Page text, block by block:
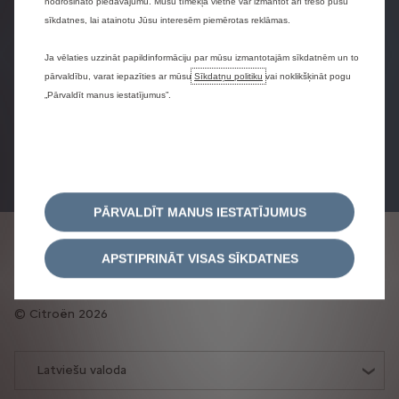
Pieprasīt
piedāvājumu
Konfigurēt
Pieprasīt testa
braucienu
Latviešu valoda
Citroën 2026
Privātuma politika Juridiskā informācija
Sīkfailu politika
Pieņemt sīkdatnes
sīkdatnes, lai atainotu Jūsu interesēm piemērotas reklāmas.
Ja vēlaties uzzināt papildinformāciju par mūsu izmantotajām sīkdatnēm un to
pārvaldību, varat iepazīties ar mūsu Sīkdatņu politiku vai noklikšķināt pogu
„Pārvaldīt manus iestatījumus”.
PĀRVALDĪT MANUS IESTATĪJUMUS
APSTIPRINĀT VISAS SĪKDATNES